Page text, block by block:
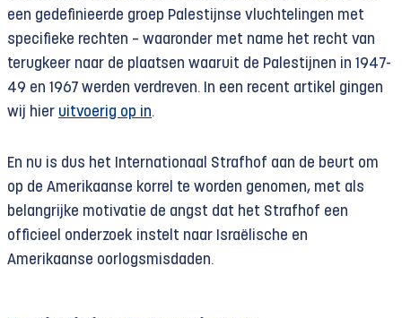
een gedefinieerde groep Palestijnse vluchtelingen met
specifieke rechten – waaronder met name het recht van
terugkeer naar de plaatsen waaruit de Palestijnen in 1947-
49 en 1967 werden verdreven. In een recent artikel gingen
wij hier uitvoerig op in.
En nu is dus het Internationaal Strafhof aan de beurt om
op de Amerikaanse korrel te worden genomen, met als
belangrijke motivatie de angst dat het Strafhof een
officieel onderzoek instelt naar Israëlische en
Amerikaanse oorlogsmisdaden.